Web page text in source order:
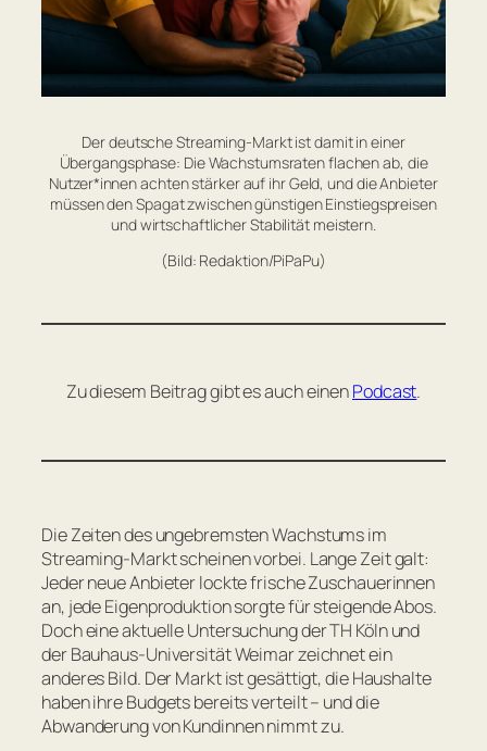
Der deutsche Streaming-Markt ist damit in einer
Übergangsphase: Die Wachstumsraten flachen ab, die
Nutzer*innen achten stärker auf ihr Geld, und die Anbieter
müssen den Spagat zwischen günstigen Einstiegspreisen
und wirtschaftlicher Stabilität meistern.
(Bild: Redaktion/PiPaPu)
Zu diesem Beitrag gibt es auch einenPodcast.
Die Zeiten des ungebremsten Wachstums im
Streaming-Markt scheinen vorbei. Lange Zeit galt:
Jeder neue Anbieter lockte frische Zuschauerinnen
an, jede Eigenproduktion sorgte für steigende Abos.
Doch eine aktuelle Untersuchung der TH Köln und
der Bauhaus-Universität Weimar zeichnet ein
anderes Bild. Der Markt ist gesättigt, die Haushalte
haben ihre Budgets bereits verteilt – und die
Abwanderung von Kundinnen nimmt zu.